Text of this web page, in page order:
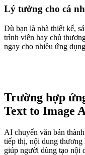
Lý tưởng cho cá
Dù bạn là nhà thiết kế,
trình viên hay chủ
ngay cho nhiều ứng
Trường hợp
Text to Image
AI chuyển văn bản
tiếp thị, nội dung thương
giúp người dùng tạo nội